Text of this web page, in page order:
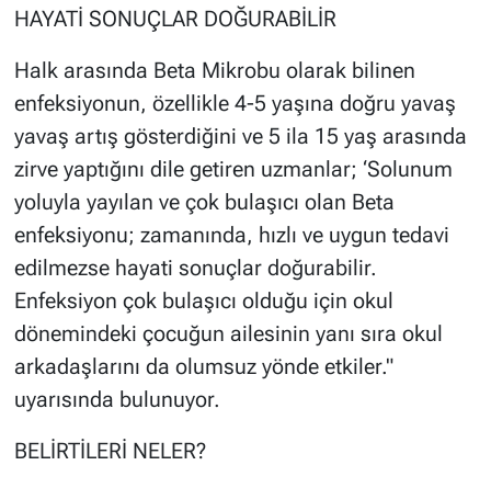
HAYATİ SONUÇLAR DOĞURABİLİR
Halk arasında Beta Mikrobu olarak bilinen
enfeksiyonun, özellikle 4-5 yaşına doğru yavaş
yavaş artış gösterdiğini ve 5 ila 15 yaş arasında
zirve yaptığını dile getiren uzmanlar; ‘Solunum
yoluyla yayılan ve çok bulaşıcı olan Beta
enfeksiyonu; zamanında, hızlı ve uygun tedavi
edilmezse hayati sonuçlar doğurabilir.
Enfeksiyon çok bulaşıcı olduğu için okul
dönemindeki çocuğun ailesinin yanı sıra okul
arkadaşlarını da olumsuz yönde etkiler."
uyarısında bulunuyor.
BELİRTİLERİ NELER?